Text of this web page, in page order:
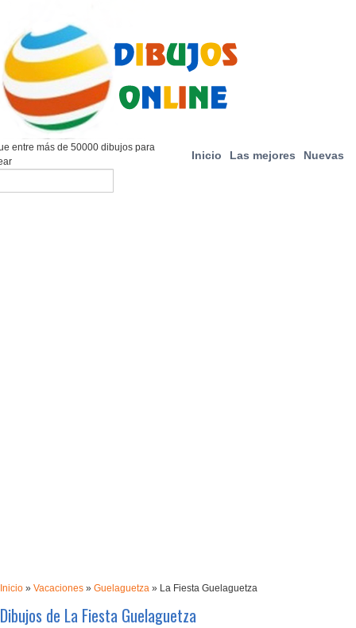
Inicio Las mejores Nuevas
entre más de 50000 dibujos para
Inicio » Vacaciones » Guelaguetza » La Fiesta Guelaguetza
Dibujos de La Fiesta Guelaguetza